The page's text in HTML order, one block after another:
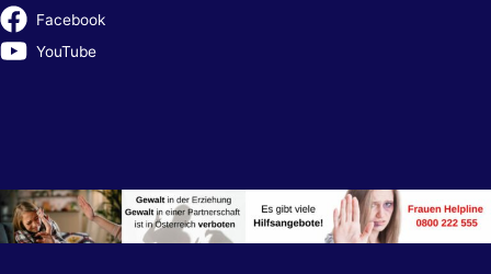
Facebook
YouTube